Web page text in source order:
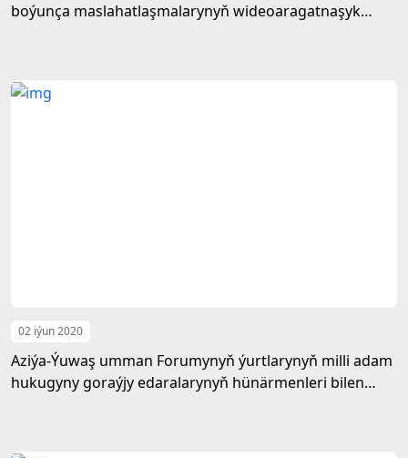
boýunça maslahatlaşmalarynyň wideoaragatnaşyk
02 iýun 2020
Aziýa-Ýuwaş umman Forumynyň ýurtlarynyň milli adam
hukugyny goraýjy edaralarynyň hünärmenleri bilen